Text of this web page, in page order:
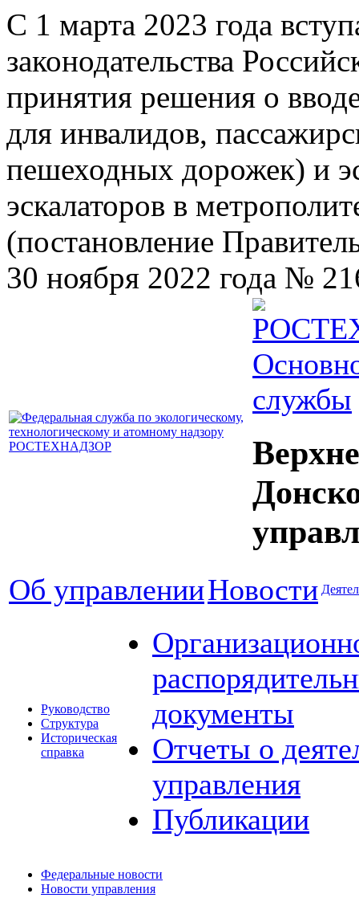
С 1 марта 2023 года
законодательства
принятия решения о
для инвалидов,
пешеходных дорожек) и
эскалаторов в
(постановление
30 ноября 2022 года №
службы
Об управленииНовости
Руководство
Структура
Историческая
справка
документы
Отчеты о
управления
Публикации
Федеральные новости
Новости управления